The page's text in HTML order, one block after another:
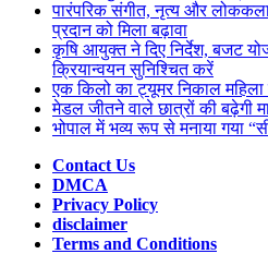
पारंपरिक संगीत, नृत्य और
प्रदान को मिला बढ़ावा
कृषि आयुक्त ने दिए निर्देश, बजट
क्रियान्वयन सुनिश्चित करें
एक किलो का ट्यूमर निकाल महिला
मेडल जीतने वाले छात्रों की बढ़ेगी
भोपाल में भव्य रूप से मनाया गया
Contact Us
DMCA
Privacy Policy
disclaimer
Terms and Conditions